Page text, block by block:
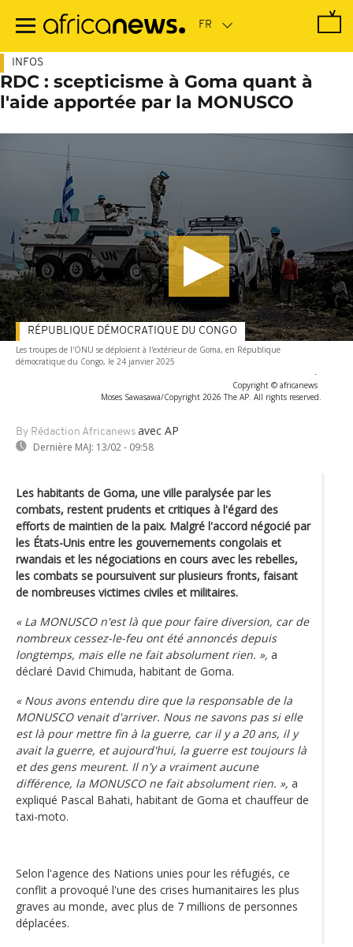
contenu
INFOS
RDC : scepticisme à Goma quant à
l'aide apportée par la MONUSCO
Les troupes de l'ONU se déploient à l'extérieur de Goma, en République
démocratique du Congo, le 24 janvier 2025
-
Copyright © africanews
Moses Sawasawa/Copyright 2026 The AP. All rights reserved.
By Rédaction Africanews avec AP
Dernière MAJ: 13/02 - 09:58
RÉPUBLIQUE DÉMOCRATIQUE DU CONGO
Les habitants de Goma, une ville paralysée par les
combats, restent prudents et critiques à l'égard des
efforts de maintien de la paix. Malgré l'accord négocié par
les États-Unis entre les gouvernements congolais et
rwandais et les négociations en cours avec les rebelles,
les combats se poursuivent sur plusieurs fronts, faisant
de nombreuses victimes civiles et militaires.
« La MONUSCO n'est là que pour faire diversion, car de
nombreux cessez-le-feu ont été annoncés depuis
longtemps, mais elle ne fait absolument rien. », a
déclaré David Chimuda, habitant de Goma.
« Nous avons entendu dire que la responsable de la
MONUSCO venait d'arriver. Nous ne savons pas si elle
est là pour mettre fin à la guerre, car il y a 20 ans, il y
avait la guerre, et aujourd'hui, la guerre est toujours là
et des gens meurent. Il n'y a vraiment aucune
différence, la MONUSCO ne fait absolument rien. », a
expliqué Pascal Bahati, habitant de Goma et chauffeur de
taxi-moto.
Selon l'agence des Nations unies pour les réfugiés, ce
conflit a provoqué l'une des crises humanitaires les plus
graves au monde, avec plus de 7 millions de personnes
déplacées.